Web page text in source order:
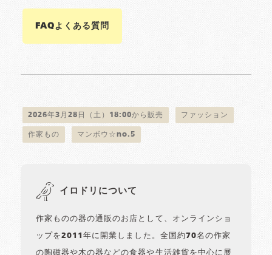
FAQよくある質問
2026年3月28日（土）18:00から販売 ファッション
作家もの マンボウ☆no.5
イロドリについて
作家ものの器の通販のお店として、オンラインショ
ップを2011年に開業しました。全国約70名の作家
の陶磁器や木の器などの食器や生活雑貨を中心に展